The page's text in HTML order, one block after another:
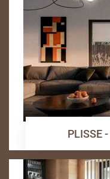
PLISSE